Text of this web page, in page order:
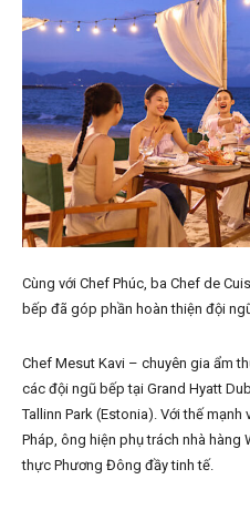
Cùng với Chef Phúc, ba Chef de
bếp đã góp phần hoàn thiện đội
Chef Mesut Kavi – chuyên gia ẩm
các đội ngũ bếp tại Grand Hyatt
Tallinn Park (Estonia). Với thế mạnh
Pháp, ông hiện phụ trách nhà hàng
thực Phương Đông đầy tinh tế.